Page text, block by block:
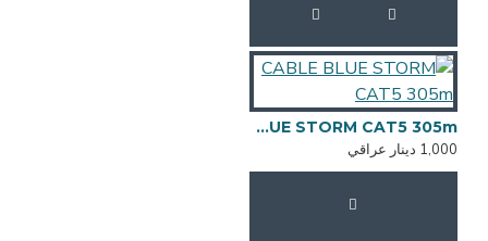
CABLE BLUE STORM CAT5 305m
1,000 دينار عراقي